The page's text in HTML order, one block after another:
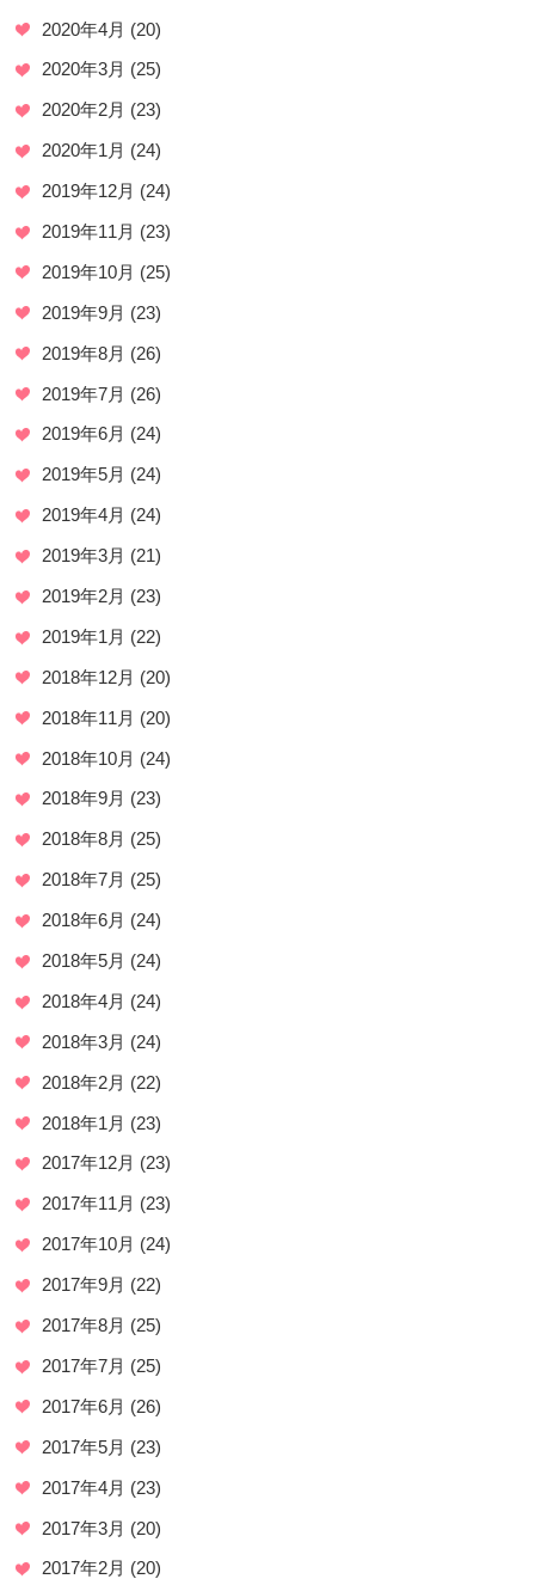
2020年4月 (20)
2020年3月 (25)
2020年2月 (23)
2020年1月 (24)
2019年12月 (24)
2019年11月 (23)
2019年10月 (25)
2019年9月 (23)
2019年8月 (26)
2019年7月 (26)
2019年6月 (24)
2019年5月 (24)
2019年4月 (24)
2019年3月 (21)
2019年2月 (23)
2019年1月 (22)
2018年12月 (20)
2018年11月 (20)
2018年10月 (24)
2018年9月 (23)
2018年8月 (25)
2018年7月 (25)
2018年6月 (24)
2018年5月 (24)
2018年4月 (24)
2018年3月 (24)
2018年2月 (22)
2018年1月 (23)
2017年12月 (23)
2017年11月 (23)
2017年10月 (24)
2017年9月 (22)
2017年8月 (25)
2017年7月 (25)
2017年6月 (26)
2017年5月 (23)
2017年4月 (23)
2017年3月 (20)
2017年2月 (20)